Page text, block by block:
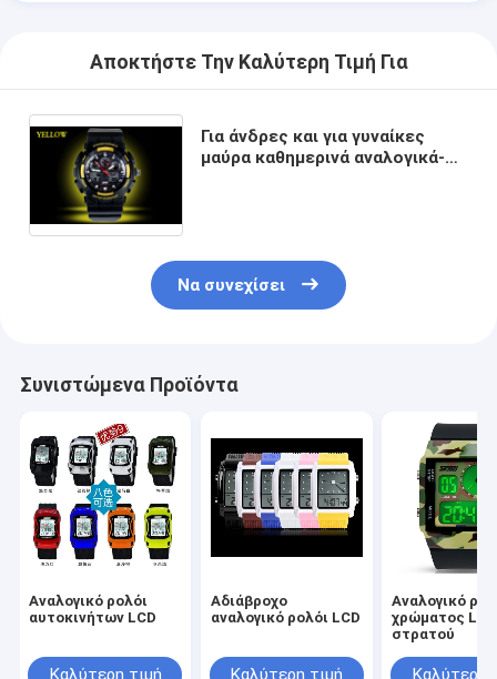
Αποκτήστε Την Καλύτερη Τιμή Για
Για άνδρες και για γυναίκες
μαύρα καθημερινά αναλογικά-
Να συνεχίσει
Συνιστώμενα Προϊόντα
Αναλογικό ρολόι
αυτοκινήτων LCD
Καλύτερη τιμή
Αδιάβροχο
αναλογικό ρολόι LCD
Καλύτερη τιμή
Αναλογικό
χρώματος LCD
στρατού
Καλύτερη